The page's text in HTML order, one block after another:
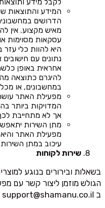
המידע והתוצאות
הדרושים
מאיש מקצוע. אין
עסקאות מסוימות
היא להוות כלי עזר
נתונים עם
אחראית באופן
להיגרם כתוצאה
במחשבונים, או
מפעילת האתר
המדויקות ביותר
אך לא מתחייבת
מתן השירות
מפעילת האתר והיא
עיכוב במתן
שירות לקוחות
בשאלות ובירורים בנוגע
הגולש מוזמן ליצור קשר עם
ב support@shamanu.co.il